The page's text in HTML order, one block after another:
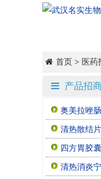
首页 > 医药
产品招
奥美拉唑
清热散结片
四方胃胶囊
清热消炎